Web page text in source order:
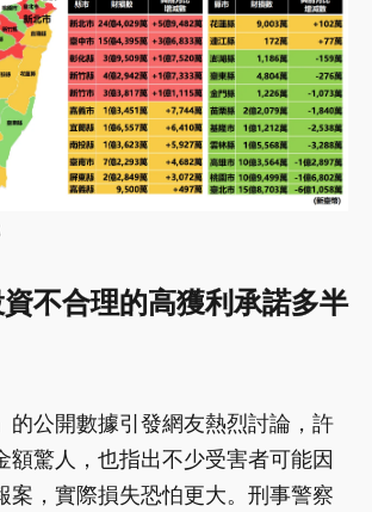
不合理的高獲利承諾多半
的公開數據引發網友熱烈討論，許
額驚人，也指出不少受害者可能因
案，實際損失恐怕更大。刑事警察